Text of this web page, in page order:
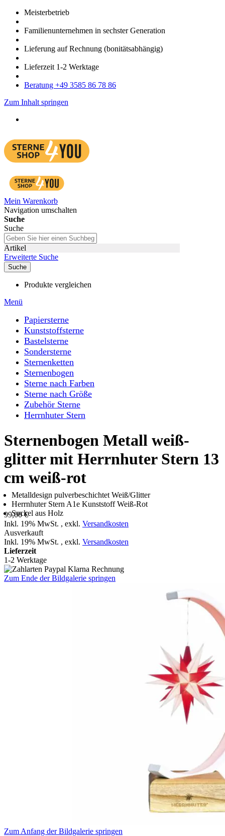
Meister­betrieb
Familien­unter­nehmen in sechster Gene­ration
Lieferung auf Rech­nung (bonitätsabhängig)
Liefer­zeit 1-2 Werk­tage
Bera­tung +49 3585 86 78 86
Zum Inhalt springen
Mein Warenkorb
Navigation umschalten
Suche
Suche
Artikel
Erweiterte Suche
Suche
Produkte vergleichen
Menü
Papiersterne
Kunststoffsterne
Bastelsterne
Sondersterne
Sternenketten
Sternenbogen
Sterne nach Farben
Sterne nach Größe
Zubehör Sterne
Herrnhuter Stern
Sternenbogen Metall weiß-
glitter mit Herrnhuter Stern 13
cm weiß-rot
Metalldesign pulverbeschichtet Weiß/Glitter
Herrnhuter Stern A1e Kunststoff Weiß-Rot
Sockel aus Holz
99,00 €
Inkl. 19% MwSt. , exkl. Versandkosten
Ausverkauft
Inkl. 19% MwSt. , exkl. Versandkosten
Lieferzeit
1-2 Werktage
Zum Ende der Bildgalerie springen
Zum Anfang der Bildgalerie springen